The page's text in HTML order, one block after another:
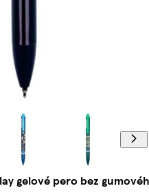
gelové pero bez